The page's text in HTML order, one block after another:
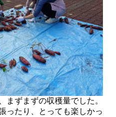
まずまずの収穫量でした。
ったり、とっても楽しかっ